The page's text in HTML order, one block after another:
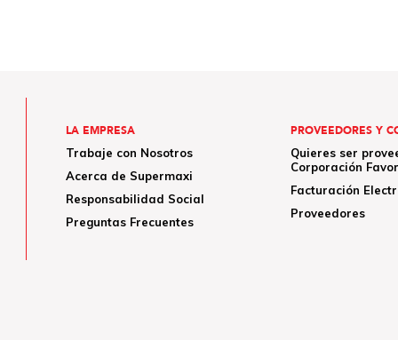
LA EMPRESA
Trabaje con Nosotros
Acerca de Supermaxi
Responsabilidad Social
Preguntas Frecuentes
PROVEEDORES Y
Quieres ser
Corporación
Facturación
Proveedores